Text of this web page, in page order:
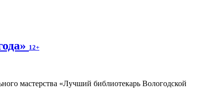
12+
мастерства «Лучший библиотекарь Вологодской